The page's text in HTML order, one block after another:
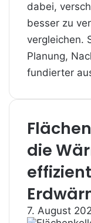
dabei,
besser zu
vergleichen.
Planung,
fundierter
die
7. August